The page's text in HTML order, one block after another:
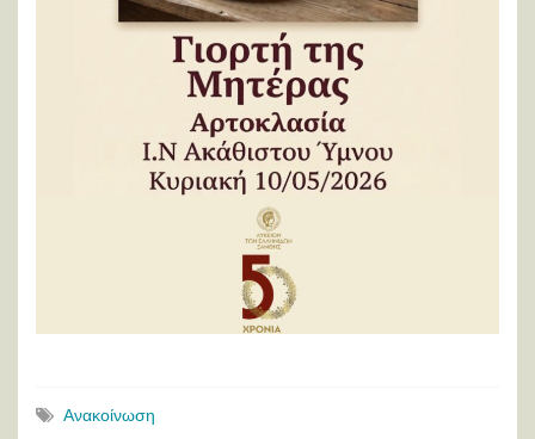
Ανακοίνωση